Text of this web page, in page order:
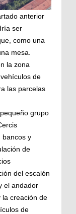
anterior
ser
como una
mesa.
la zona
de
las parcelas
grupo
bancos y
de
del escalón
el andador
la creación de
de